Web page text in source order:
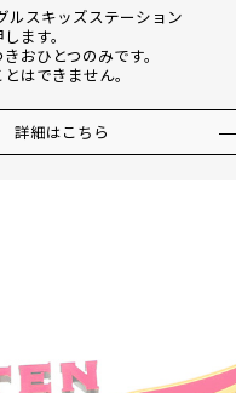
ルスキッズステーション
ます。
おひとつのみです。
はできません。
詳細はこちら